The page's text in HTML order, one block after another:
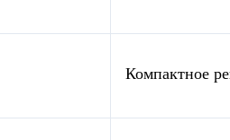
Компактное